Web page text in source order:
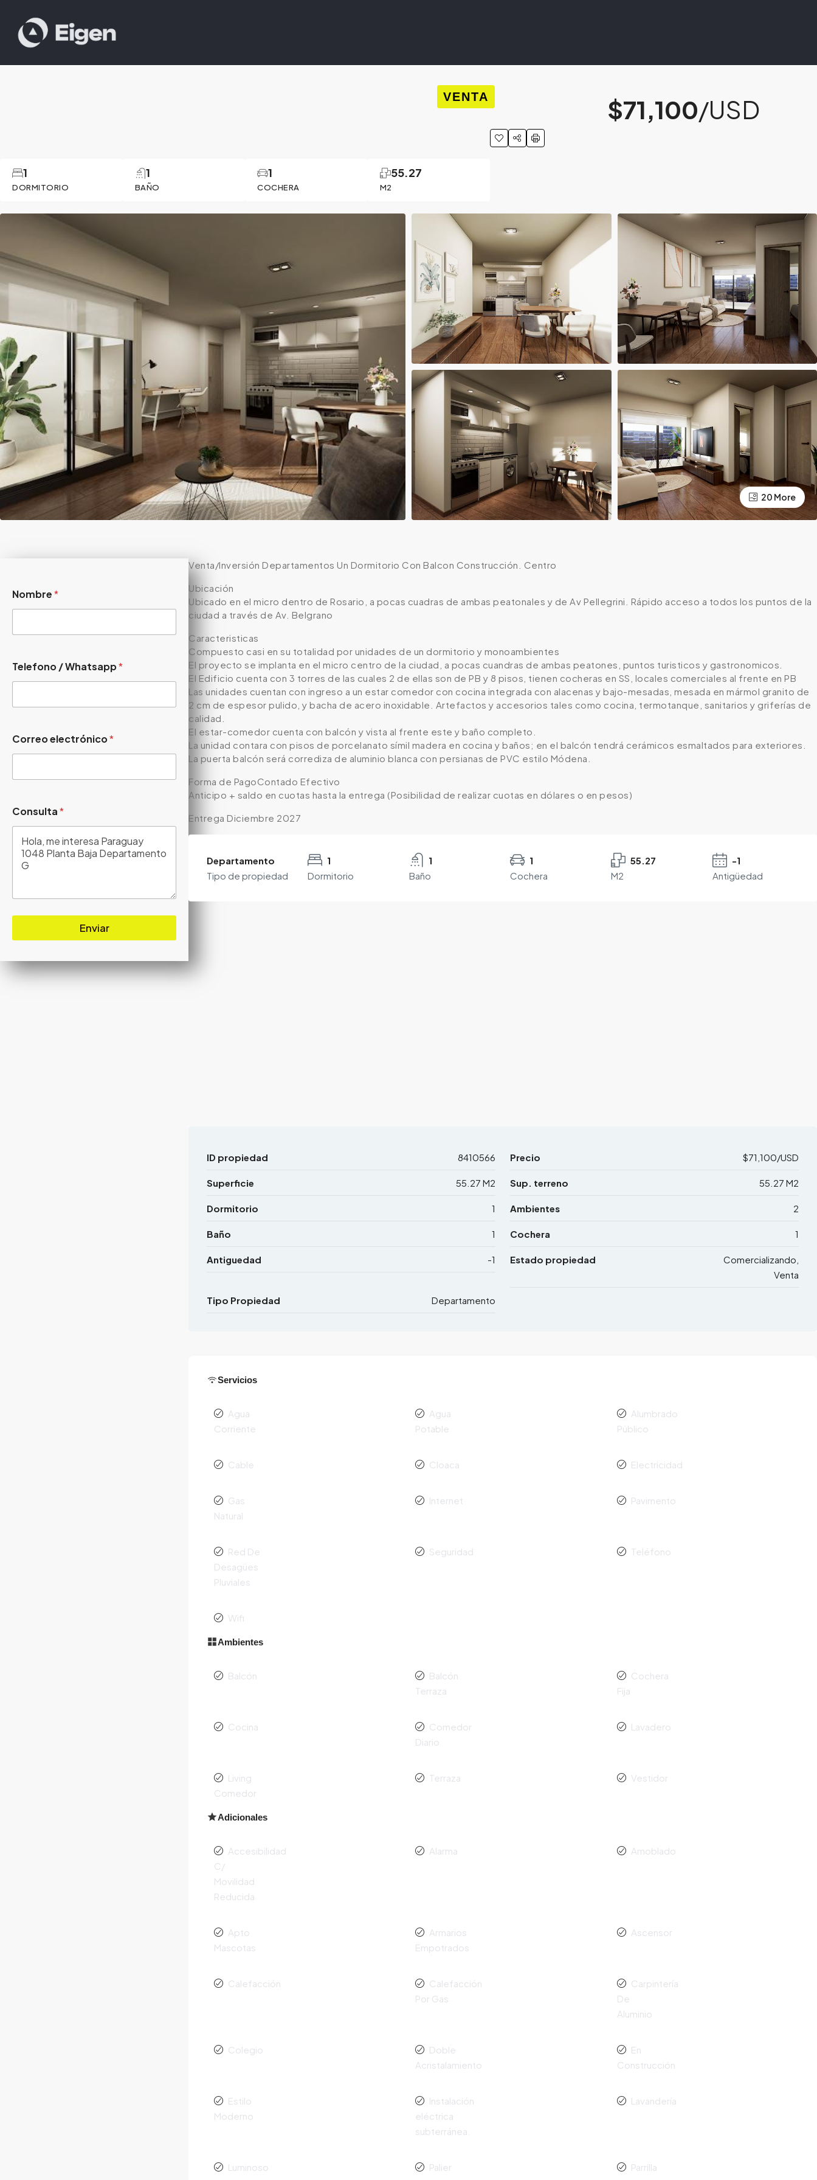
VENTA
DORMITORIO
1
BAÑO
1
COCHERA
1
M2
55.27
$71,100/USD
20 More
Nombre*
Telefono / Whatsapp*
Correo electrónico*
Consulta*
Enviar
Venta/Inversión Departamentos Un Dormitorio Con Balcon Construcción. Centro
Ubicación
Ubicado en el micro dentro de Rosario, a pocas cuadras de ambas peatonales y de Av Pellegrini. Rápido acceso a todos los puntos de la
ciudad a través de Av. Belgrano
Caracteristicas
Compuesto casi en su totalidad por unidades de un dormitorio y monoambientes
El proyecto se implanta en el micro centro de la ciudad, a pocas cuandras de ambas peatones, puntos turisticos y gastronomicos.
El Edificio cuenta con 3 torres de las cuales 2 de ellas son de PB y 8 pisos, tienen cocheras en SS, locales comerciales al frente en PB
Las unidades cuentan con ingreso a un estar comedor con cocina integrada con alacenas y bajo-mesadas, mesada en mármol granito de
2 cm de espesor pulido, y bacha de acero inoxidable. Artefactos y accesorios tales como cocina, termotanque, sanitarios y griferías de
calidad.
El estar-comedor cuenta con balcón y vista al frente este y baño completo.
La unidad contara con pisos de porcelanato símil madera en cocina y baños; en el balcón tendrá cerámicos esmaltados para exteriores.
La puerta balcón será corrediza de aluminio blanca con persianas de PVC estilo Módena.
Forma de PagoContado Efectivo
Anticipo + saldo en cuotas hasta la entrega (Posibilidad de realizar cuotas en dólares o en pesos)
Entrega Diciembre 2027
Departamento
Tipo de propiedad
1
Dormitorio
1
Baño
1
Cochera
55.27
M2
-1
Antigüedad
ID propiedad 8410566 Precio $71,100/USD
Superficie 55.27 M2 Sup. terreno 55.27 M2
Dormitorio 1 Ambientes 2
Baño 1 Cochera 1
Antiguedad -1 Estado propiedad
Comercializando,
Venta
Tipo Propiedad Departamento
Servicios
Agua
Corriente
Agua
Potable
Alumbrado
Público
Cable Cloaca Electricidad
Gas
Natural
Internet Pavimento
Red De
Desagües
Pluviales
Seguridad Teléfono
Wifi
Ambientes
Balcón
Balcón
Terraza
Cochera
Fija
Cocina
Comedor
Diario
Lavadero
Living
Comedor
Terraza Vestidor
Adicionales
Accesibilidad
C/
Movilidad
Reducida
Alarma Amoblado
Apto
Mascotas
Armarios
Empotrados
Ascensor
Calefacción
Calefacción
Por Gas
Carpintería
De
Aluminio
Colegio
Doble
Acristalamiento
En
Construcción
Estilo
Moderno
Instalación
eléctrica
subterránea.
Lavandería
Luminoso Palier Parrilla